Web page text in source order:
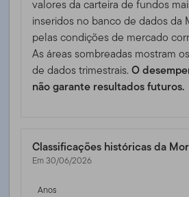
valores da carteira de fundos
inseridos no banco de dados da
pelas condições de mercado
As áreas sombreadas mostram
de dados trimestrais.O
não garante resultados futuros.
Classificações históricas da
Em 30/06/2026
Anos